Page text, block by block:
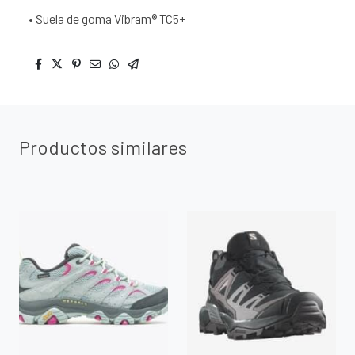
• Suela de goma Vibram® TC5+
Productos similares